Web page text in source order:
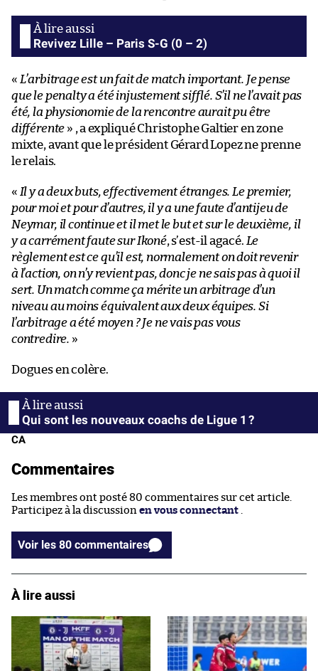
Revivez Lille – Paris S-G (0 – 2)
« L’arbitrage est un fait de match important. Je pense
que le penalty a été injustement sifflé. S’il ne l’avait pas
été, la physionomie de la rencontre aurait pu être
différente » , a expliqué Christophe Galtier en zone
mixte, avant que le président Gérard Lopez ne prenne
le relais.
« Il y a deux buts, effectivement étranges. Le premier,
pour moi et pour d’autres, il y a une faute d’antijeu de
Neymar, il continue et il met le but et sur le deuxième, il
y a carrément faute sur Ikoné, s’est-il agacé. Le
règlement est ce qu’il est, normalement on doit revenir
à l’action, on n’y revient pas, donc je ne sais pas à quoi il
sert. Un match comme ça mérite un arbitrage d’un
niveau au moins équivalent aux deux équipes. Si
l’arbitrage a été moyen ? Je ne vais pas vous
contredire. »
Dogues en colère.
Qui sont les nouveaux coachs de Ligue 1 ?
CA
Commentaires
Les membres ont posté 80 commentaires sur cet article.
Participez à la discussion en vous connectant
Voir les 80 commentaires
À lire aussi